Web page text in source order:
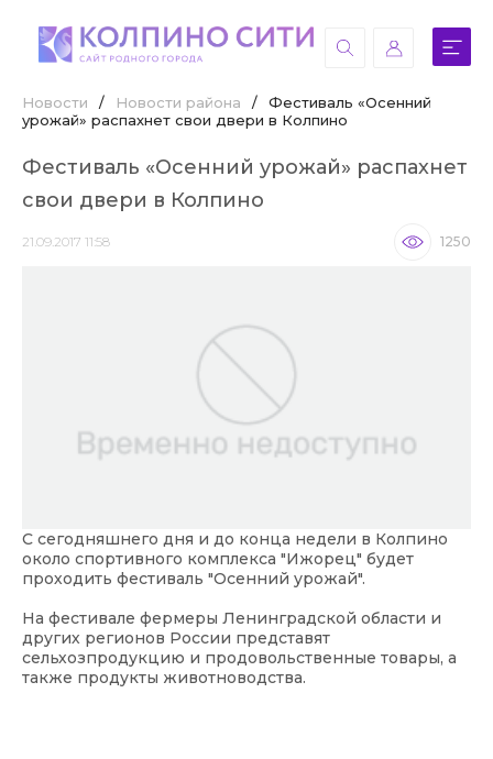
Новости / Новости района /
Фестиваль «Осенний
урожай» распахнет свои двери в Колпино
Фестиваль «Осенний урожай» распахнет
свои двери в Колпино
21.09.2017 11:58 1250
С сегодняшнего дня и до конца недели в Колпино
около спортивного комплекса "Ижорец" будет
проходить фестиваль "Осенний урожай".
На фестивале фермеры Ленинградской области и
других регионов России представят
сельхозпродукцию и продовольственные товары, а
также продукты животноводства.